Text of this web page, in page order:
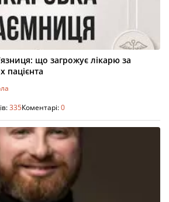
що загрожує лікарю за
пацієнта
335Коментарі:0